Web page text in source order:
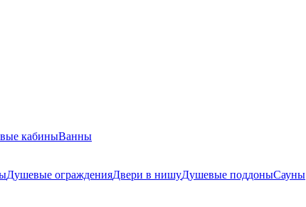
кабиныВанны
Душевые огражденияДвери в нишуДушевые поддоныСауны